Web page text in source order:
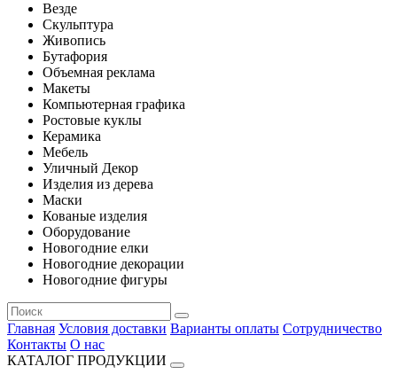
Везде
Скульптура
Живопись
Бутафория
Объемная реклама
Макеты
Компьютерная графика
Ростовые куклы
Керамика
Мебель
Уличный Декор
Изделия из дерева
Маски
Кованые изделия
Оборудование
Новогодние елки
Новогодние декорации
Новогодние фигуры
Главная Условия доставки Варианты оплаты Сотрудничество
Контакты О нас
КАТАЛОГ ПРОДУКЦИИ